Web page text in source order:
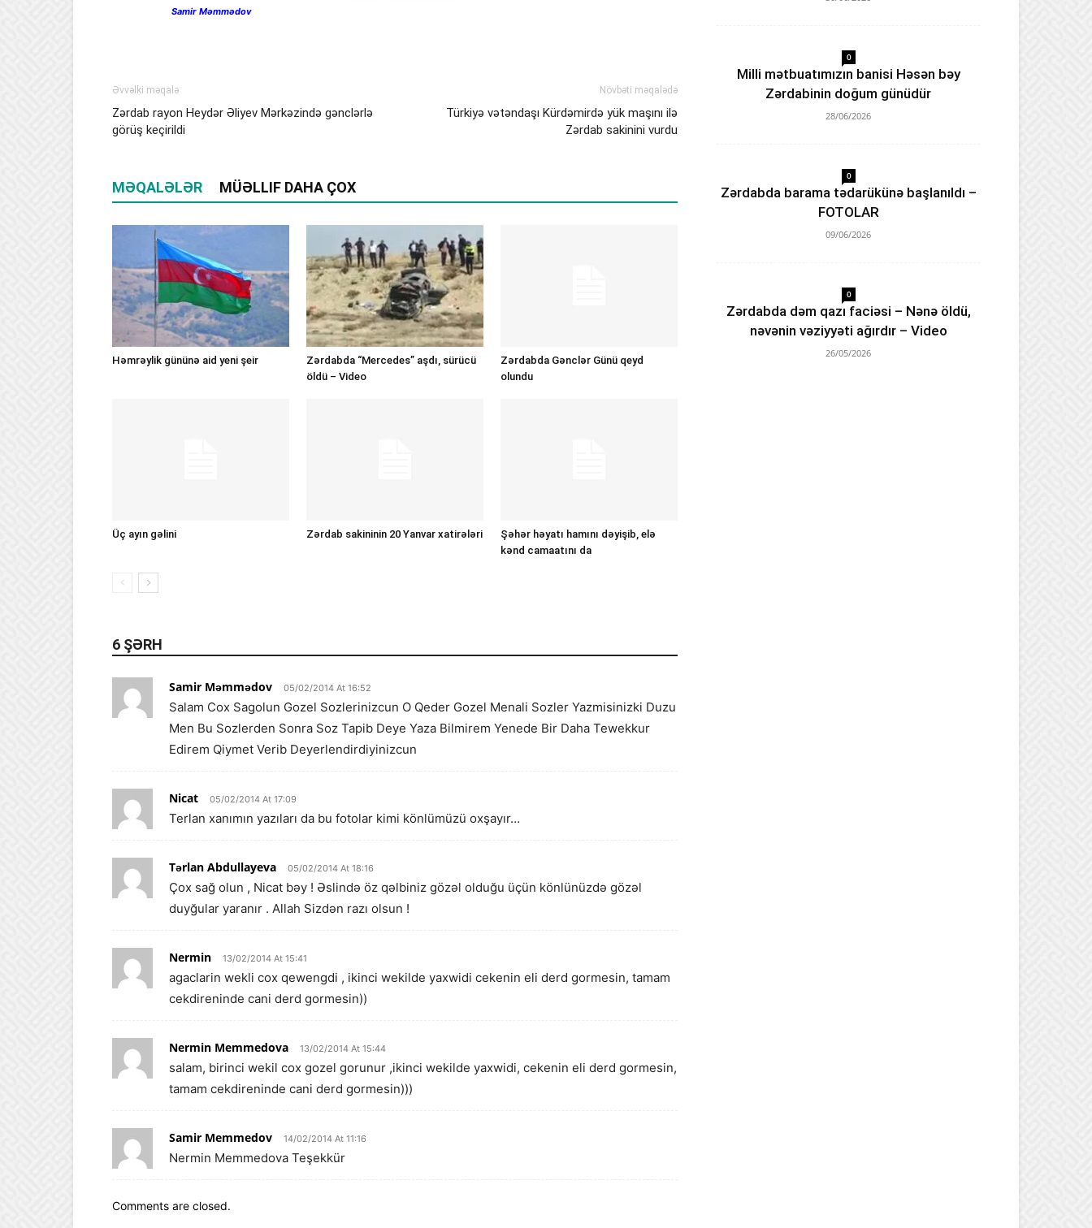
Samir Məmmədov
Əvvəlki məqalə
Zərdab rayon Heydər Əliyev Mərkəzində gənclərlə
görüş keçirildi
Növbəti məqalədə
Türkiyə vətəndaşı Kürdəmirdə yük maşını ilə
Zərdab sakinini vurdu
MƏQALƏLƏR MÜƏLLIF DAHA ÇOX
Həmrəylik gününə aid yeni şeir
Zərdabda “Mercedes” aşdı, sürücü
öldü – Video
Zərdabda Gənclər Günü qeyd
olundu
Üç ayın gəlini Zərdab sakininin 20 Yanvar xatirələri
Şəhər həyatı hamını dəyişib, elə
kənd camaatını da
6 ŞƏRH
Samir Məmmədov 05/02/2014 At 16:52
Salam Cox Sagolun Gozel Sozlerinizcun O Qeder Gozel Menali Sozler Yazmisinizki Duzu
Men Bu Sozlerden Sonra Soz Tapib Deye Yaza Bilmirem Yenede Bir Daha Tewekkur
Edirem Qiymet Verib Deyerlendirdiyinizcun
Nicat 05/02/2014 At 17:09
Terlan xanımın yazıları da bu fotolar kimi könlümüzü oxşayır…
Tərlan Abdullayeva 05/02/2014 At 18:16
Çox sağ olun , Nicat bəy ! Əslində öz qəlbiniz gözəl olduğu üçün könlünüzdə gözəl
duyğular yaranır . Allah Sizdən razı olsun !
Nermin 13/02/2014 At 15:41
agaclarin wekli cox qewengdi , ikinci wekilde yaxwidi cekenin eli derd gormesin, tamam
cekdireninde cani derd gormesin))
Nermin Memmedova 13/02/2014 At 15:44
salam, birinci wekil cox gozel gorunur ,ikinci wekilde yaxwidi, cekenin eli derd gormesin,
tamam cekdireninde cani derd gormesin)))
Samir Memmedov 14/02/2014 At 11:16
Nermin Memmedova Teşekkür
Comments are closed.
0
Milli mətbuatımızın banisi Həsən bəy
Zərdabinin doğum günüdür
28/06/2026
0
Zərdabda barama tədarükünə başlanıldı –
FOTOLAR
09/06/2026
0
Zərdabda dəm qazı faciəsi – Nənə öldü,
nəvənin vəziyyəti ağırdır – Video
26/05/2026